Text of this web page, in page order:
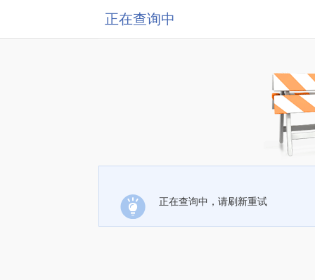
正在查询中
正在查询中，请刷新重试